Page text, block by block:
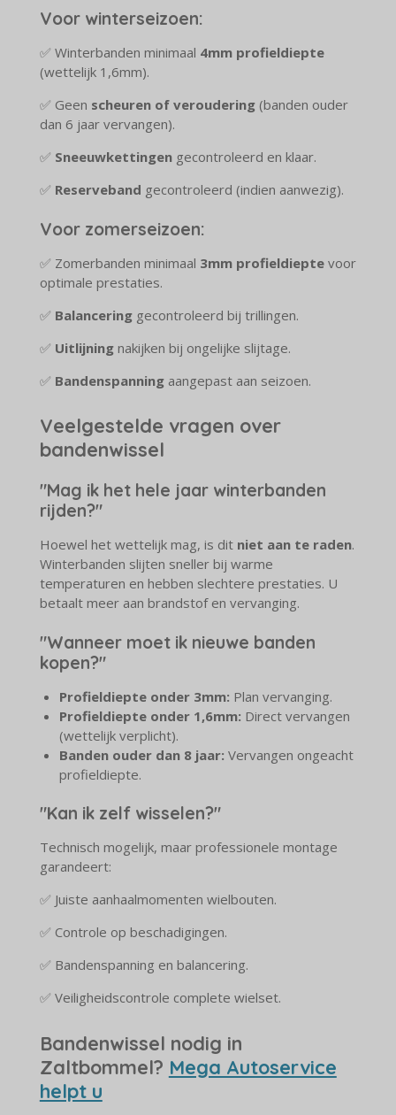
Voor winterseizoen:
✅ Winterbanden minimaal 4mm profieldiepte
(wettelijk 1,6mm).
✅ Geen scheuren of veroudering(banden ouder
dan 6 jaar vervangen).
✅ Sneeuwkettingengecontroleerd en klaar.
✅ Reserveband gecontroleerd (indien aanwezig).
Voor zomerseizoen:
✅ Zomerbanden minimaal 3mm profieldieptevoor
optimale prestaties.
✅ Balanceringgecontroleerd bij trillingen.
✅ Uitlijningnakijken bij ongelijke slijtage.
✅ Bandenspanningaangepast aan seizoen.
Veelgestelde vragen over
bandenwissel
"Mag ik het hele jaar winterbanden
rijden?"
Hoewel het wettelijk mag, is dit niet aan te raden.
Winterbanden slijten sneller bij warme
temperaturen en hebben slechtere prestaties. U
betaalt meer aan brandstof en vervanging.
"Wanneer moet ik nieuwe banden
kopen?"
Profieldiepte onder 3mm: Plan vervanging.
Profieldiepte onder 1,6mm: Direct vervangen
(wettelijk verplicht).
Banden ouder dan 8 jaar: Vervangen ongeacht
profieldiepte.
"Kan ik zelf wisselen?"
Technisch mogelijk, maar professionele montage
garandeert:
✅ Juiste aanhaalmomenten wielbouten.
✅ Controle op beschadigingen.
✅ Bandenspanning en balancering.
✅ Veiligheidscontrole complete wielset.
Bandenwissel nodig in
Zaltbommel? Mega Autoservice
helpt u